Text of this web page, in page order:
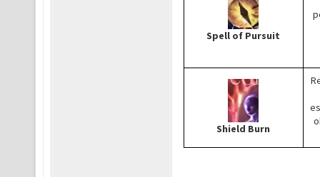
Spell of Pursuit
Shield Burn